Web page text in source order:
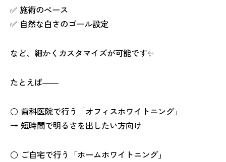
✅ 施術のペース
✅ 自然な白さのゴール設定
など、細かくカスタマイズが可能です✨
たとえば――
⚪ 歯科医院で行う「オフィスホワイトニング」
→ 短時間で明るさを出したい方向け
⚪ ご自宅で行う「ホームホワイトニング」